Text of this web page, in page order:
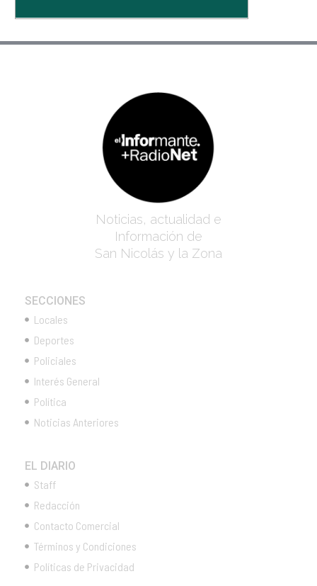
Noticias, actualidad e
Información de
San Nicolás y la Zona
SECCIONES
Locales
Deportes
Policiales
Interés General
Política
Noticias Anteriores
EL DIARIO
Staff
Redacción
Contacto Comercial
Términos y Condiciones
Políticas de Privacidad